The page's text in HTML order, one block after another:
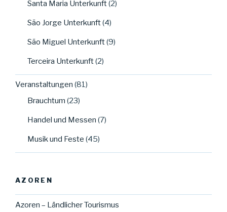
Santa Maria Unterkunft(2)
São Jorge Unterkunft(4)
São Miguel Unterkunft(9)
Terceira Unterkunft(2)
Veranstaltungen (81)
Brauchtum (23)
Handel und Messen (7)
Musik und Feste (45)
AZOREN
Azoren – Ländlicher Tourismus